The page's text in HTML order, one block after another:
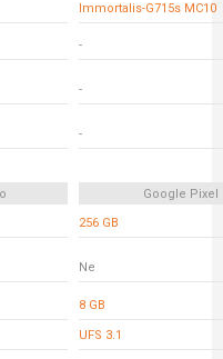
Immortalis-G715s MC10
-
-
-
Google Pixel
256 GB
Ne
8 GB
UFS 3.1